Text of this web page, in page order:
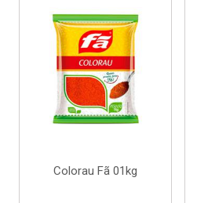
Colorau Fã 01kg